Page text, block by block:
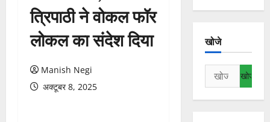
त्रिपाठी ने वोकल फॉर
लोकल का संदेश दिया
Manish Negi
अक्टूबर 8, 2025
खोजे
निम्न
को
खोजें: